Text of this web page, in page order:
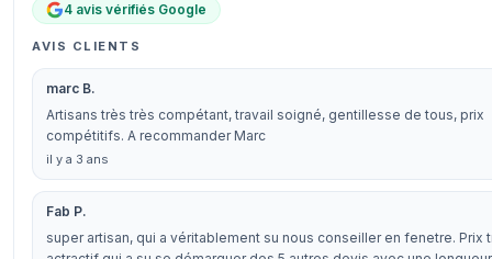
4 avis vérifiés Google
AVIS CLIENTS
marc B.
Artisans très très compétant, travail soigné, gentillesse de tous, prix
compétitifs. A recommander Marc
il y a 3 ans
Fab P.
super artisan, qui a véritablement su nous conseiller en fenetre. Prix